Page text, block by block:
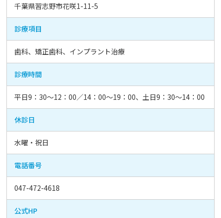
千葉県習志野市花咲1-11-5
診療項目
歯科、矯正歯科、インプラント治療
診療時間
平日9：30～12：00／14：00～19：00、土日9：30～14：00
休診日
水曜・祝日
電話番号
047-472-4618
公式HP